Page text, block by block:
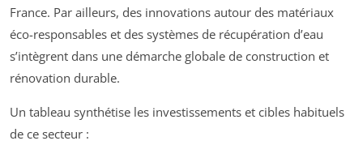
France. Par ailleurs, des innovations autour des matériaux
éco-responsables et des systèmes de récupération d’eau
s’intègrent dans une démarche globale de construction et
rénovation durable.
Un tableau synthétise les investissements et cibles habituels
de ce secteur :